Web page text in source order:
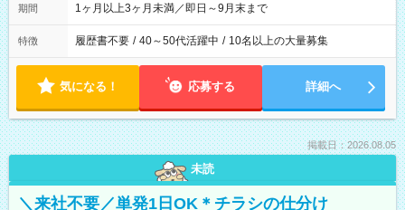
期間 1ヶ月以上3ヶ月未満／即日～9月末まで
特徴 履歴書不要 / 40～50代活躍中 / 10名以上の大量募集
気になる！ 応募する 詳細へ
掲載日：2026.08.05
未読
＼来社不要／単発1日OK＊チラシの仕分け